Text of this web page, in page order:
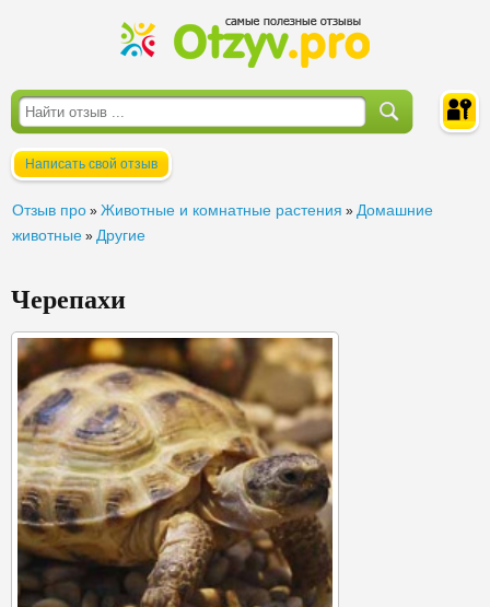
Написать свой отзыв
Отзыв про » Животные и комнатные растения » Домашние
животные » Другие
Черепахи